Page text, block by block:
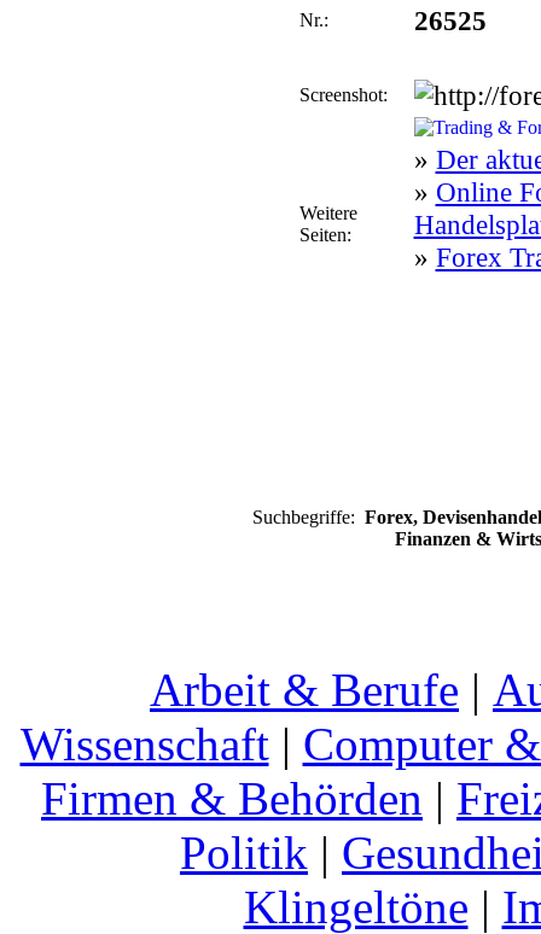
Nr.: 26525
Screenshot:
Weitere
Seiten:
» Der
» Online
» Forex
Suchbegriffe: Forex,
Finanzen &
Arbeit & Berufe |
Wissenschaft| Computer
Firmen & Behörden |
Politik |
Klingeltöne |